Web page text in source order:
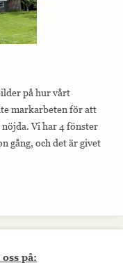
på hur vårt
markarbeten för att
nöjda. Vi har 4 fönster
gång, och det är givet
på: